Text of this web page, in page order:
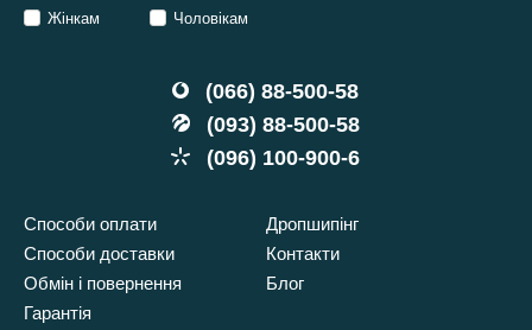
(066) 88-500-58
(093) 88-500-58
(096) 100-900-6
Способи оплати
Способи доставки
Обмін і повернення
Гарантія
Дропшипінг
Контакти
Блог
Жінкам Чоловікам